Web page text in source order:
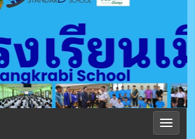
ยนเมือง
บี่ สพม